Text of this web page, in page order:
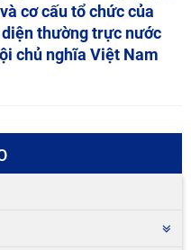
cơ cấu tổ chức của
thường trực nước
chủ nghĩa Việt Nam